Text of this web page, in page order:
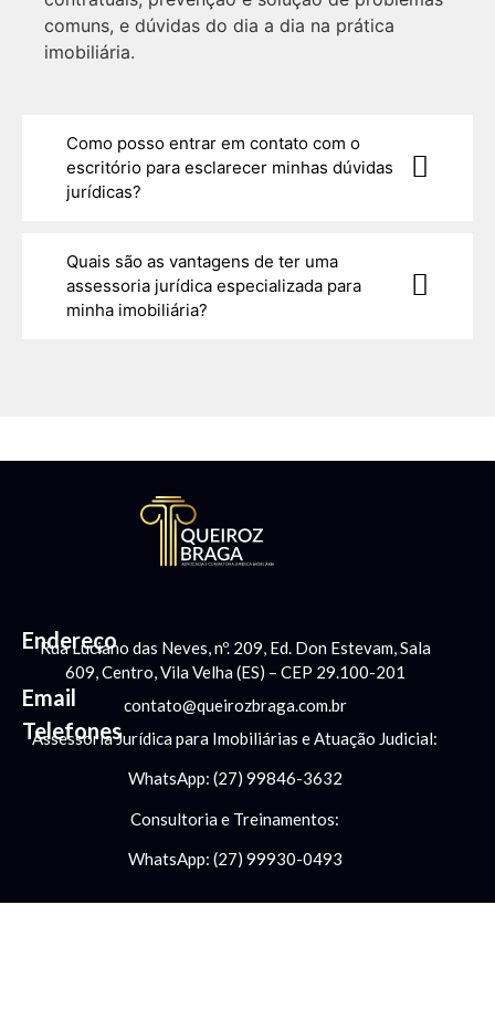
comuns, e dúvidas do dia a dia na prática
imobiliária.
Como posso entrar em contato com o
escritório para esclarecer minhas dúvidas
jurídicas?
Quais são as vantagens de ter uma
assessoria jurídica especializada para
minha imobiliária?
Endereço
Rua Luciano das Neves, nº. 209, Ed. Don Estevam, Sala
609, Centro, Vila Velha (ES) – CEP 29.100-201
Email contato@queirozbraga.com.br
Telefones
Assessoria Jurídica para Imobiliárias e Atuação Judicial:
WhatsApp: (27) 99846-3632
Consultoria e Treinamentos:
WhatsApp: (27) 99930-0493